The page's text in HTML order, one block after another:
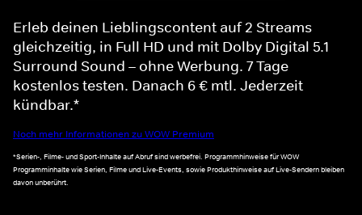
Erleb deinen Lieblingscontent auf 2 Streams
gleichzeitig, in Full HD und mit Dolby Digital 5.1
Surround Sound – ohne Werbung. 7 Tage
kostenlos testen. Danach 6 € mtl. Jederzeit
kündbar.*
Noch mehr Informationen zu WOW Premium
*Serien-, Filme- und Sport-Inhalte auf Abruf sind werbefrei. Programmhinweise für WOW
Programminhalte wie Serien, Filme und Live-Events, sowie Produkthinweise auf Live-Sendern bleiben
davon unberührt.